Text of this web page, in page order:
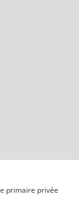
primaire privée